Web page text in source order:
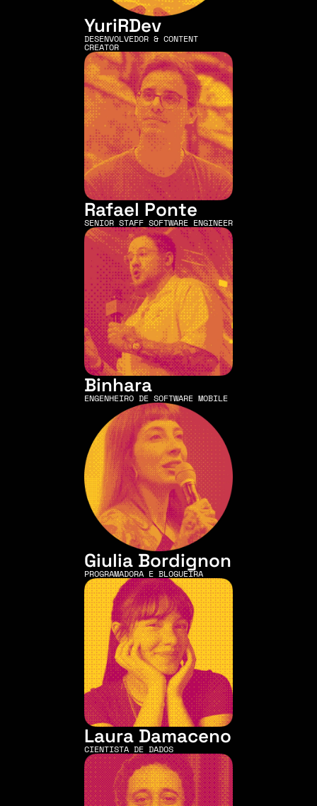
YuriRDev
DESENVOLVEDOR & CONTENT
CREATOR
Rafael Ponte
SENIOR STAFF SOFTWARE ENGINEER
Binhara
ENGENHEIRO DE SOFTWARE MOBILE
Giulia Bordignon
PROGRAMADORA E BLOGUEIRA
Laura Damaceno
CIENTISTA DE DADOS